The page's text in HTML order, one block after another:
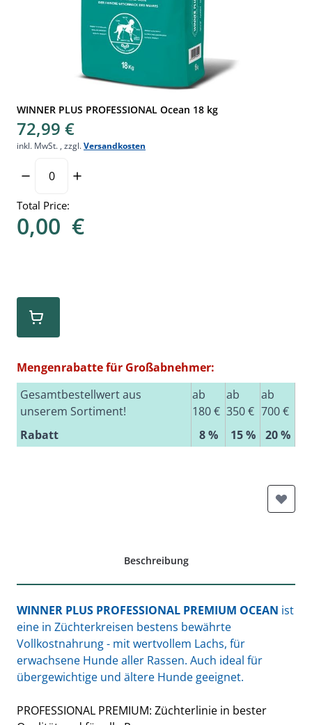
WINNER PLUS PROFESSIONAL Ocean 18 kg
72,99 €
inkl. MwSt. , zzgl.Versandkosten
Total Price:
0,00 €
Mengenrabatte für Großabnehmer:
Gesamtbestellwert aus
unserem Sortiment!
ab
180 €
ab
350 €
ab
700 €
Rabatt
8 % 15 % 20 %
Beschreibung
WINNER PLUS PROFESSIONAL PREMIUM OCEAN ist
eine in Züchterkreisen bestens bewährte
Vollkostnahrung - mit wertvollem Lachs, für
erwachsene Hunde aller Rassen. Auch ideal für
übergewichtige und ältere Hunde geeignet.
PROFESSIONAL PREMIUM: Züchterlinie in bester